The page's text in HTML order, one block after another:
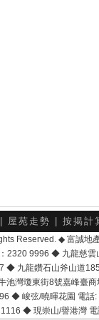
屋苑走勢 按揭計
Reserved. ◆ 富誠
2320 9996 ◆ 九龍慈
◆ 九龍鑽石山斧山道
灣瓊東街8號嘉峰臺
◆ 峻弦/曉暉花園 電
◆ 現崇山/譽港灣